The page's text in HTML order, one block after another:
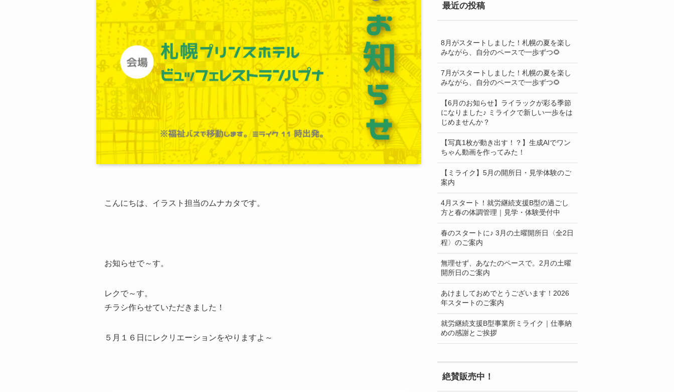
こんにちは、イラスト担当のムナカタです。
お知らせで～す。
レクで～す。
チラシ作らせていただきました！
５月１６日にレクリエーションをやりますよ～
覧
最近の投稿
8月がスタートしました！札幌の夏を楽し
みながら、自分のペースで一歩ずつ🌻
7月がスタートしました！札幌の夏を楽し
みながら、自分のペースで一歩ずつ🌻
【6月のお知らせ】ライラックが彩る季節
になりました♪ ミライクで新しい一歩をは
じめませんか？
【写真1枚が動き出す！？】生成AIでワン
ちゃん動画を作ってみた！
【ミライク】5月の開所日・見学体験のご
案内
4月スタート！就労継続支援B型の過ごし
方と春の体調管理｜見学・体験受付中
春のスタートに♪ 3月の土曜開所日〈全2日
程〉のご案内
無理せず、あなたのペースで。2月の土曜
開所日のご案内
あけましておめでとうございます！2026
年スタートのご案内
就労継続支援B型事業所ミライク｜仕事納
めの感謝とご挨拶
絶賛販売中！